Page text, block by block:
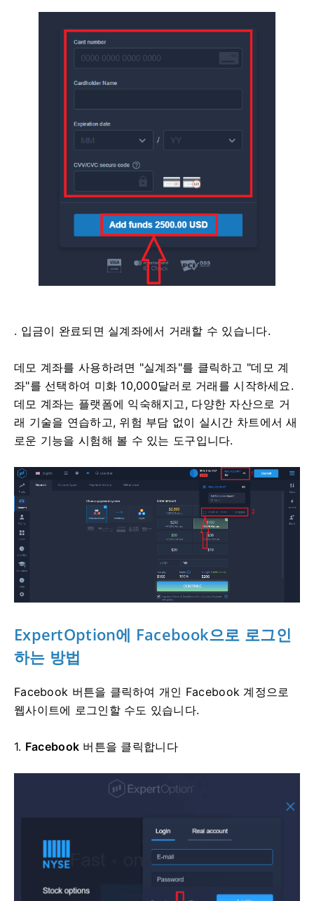
. 입금이 완료되면 실계좌에서 거래할 수 있습니다.
데모 계좌를 사용하려면 "실계좌"를 클릭하고 "데모 계
좌"를 선택하여 미화 10,000달러로 거래를 시작하세요.
데모 계좌는 플랫폼에 익숙해지고, 다양한 자산으로 거
래 기술을 연습하고, 위험 부담 없이 실시간 차트에서 새
로운 기능을 시험해 볼 수 있는 도구입니다.
ExpertOption에 Facebook으로 로그인
하는 방법
Facebook 버튼을 클릭하여 개인 Facebook 계정으로
웹사이트에 로그인할 수도 있습니다.
1. Facebook 버튼을 클릭합니다